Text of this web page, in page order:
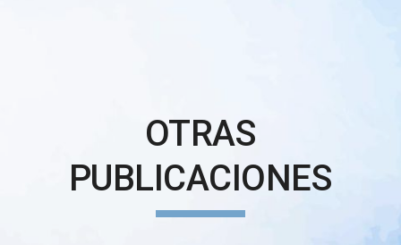
OTRAS
PUBLICACIONES